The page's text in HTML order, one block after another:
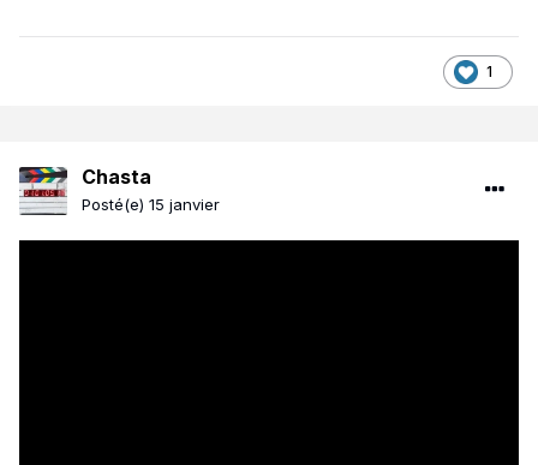
1
Chasta
Posté(e) 15 janvier